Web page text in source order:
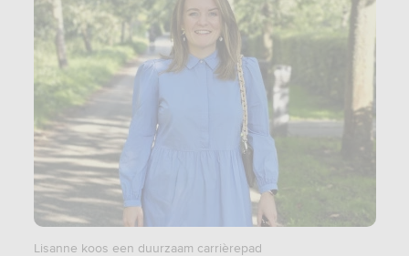
Lisanne koos een duurzaam carrièrepad